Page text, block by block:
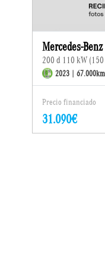
Mercedes-Benz
200 d 110 kW (150
2023 |
Precio financiado
31.090€